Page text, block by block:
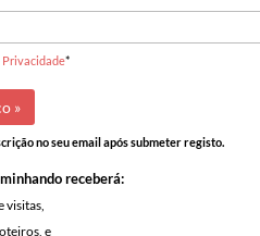
Privacidade*
no seu email após submeter registo.
receberá:
visitas,
e